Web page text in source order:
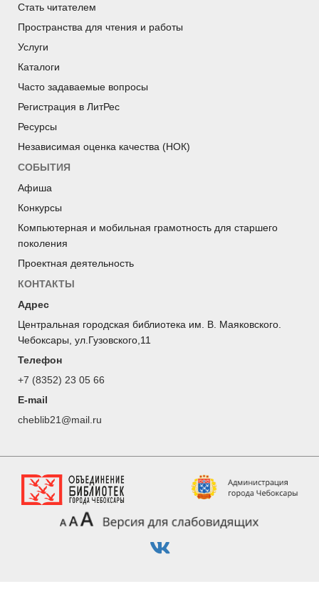
Стать читателем
Пространства для чтения и работы
Услуги
Каталоги
Часто задаваемые вопросы
Регистрация в ЛитРес
Ресурсы
Независимая оценка качества (НОК)
СОБЫТИЯ
Афиша
Конкурсы
Компьютерная и мобильная грамотность для старшего
поколения
Проектная деятельность
КОНТАКТЫ
Адрес
Центральная городская библиотека им. В. Маяковского.
Чебоксары, ул.Гузовского,11
Телефон
+7 (8352) 23 05 66
E-mail
cheblib21@mail.ru